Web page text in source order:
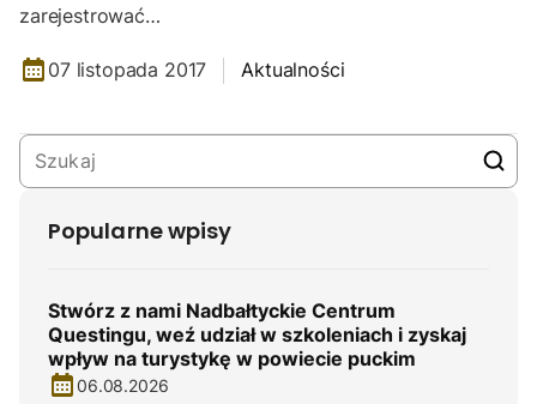
zarejestrować…
07 listopada 2017 Aktualności
Popularne wpisy
Stwórz z nami Nadbałtyckie Centrum
Questingu, weź udział w szkoleniach i zyskaj
wpływ na turystykę w powiecie puckim
06.08.2026